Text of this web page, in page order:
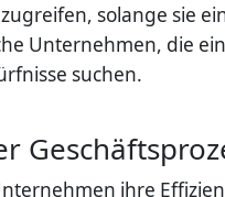
solange sie
Unternehmen, die
suchen.
ihre